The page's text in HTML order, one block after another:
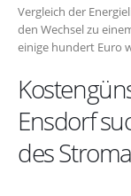
Vergleich der
den Wechsel zu
einige hundert Euro
Ensdorf
des